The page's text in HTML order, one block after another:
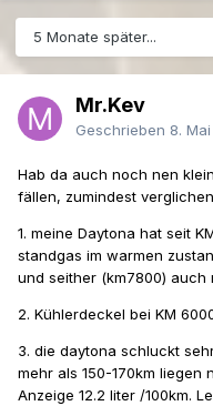
5 Monate später...
Mr.Kev
Geschrieben 8.
Hab da auch noch nen
fällen, zumindest
1. meine Daytona hat seit
standgas im warmen
und seither (km7800) auch
2. Kühlerdeckel bei KM
3. die daytona schluckt
mehr als 150-170km
Anzeige 12.2 liter /100km.